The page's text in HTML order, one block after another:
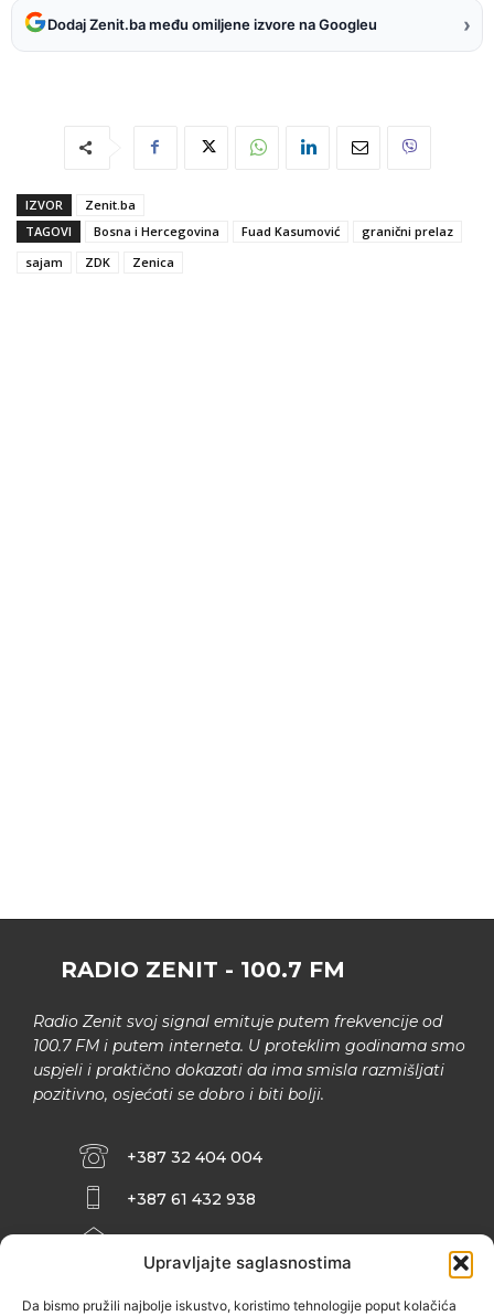
Upravljajte saglasnostima
Da bismo pružili najbolje iskustvo, koristimo tehnologije poput kolačića
Dodaj Zenit.ba među omiljene izvore na Googleu ›
IZVOR
Zenit.ba
TAGOVI
Bosna i Hercegovina Fuad Kasumović
granični prelaz
sajam
ZDK Zenica
RADIO ZENIT - 100.7 FM
Radio Zenit svoj signal emituje putem frekvencije od
100.7 FM i putem interneta. U proteklim godinama smo
uspjeli i praktično dokazati da ima smisla razmišljati
pozitivno, osjećati se dobro i biti bolji.
+387 32 404 004
+387 61 432 938
INFO@ZENIT.BA
ZENIČANKA, 3. SPRAT), 72000 ZENICA